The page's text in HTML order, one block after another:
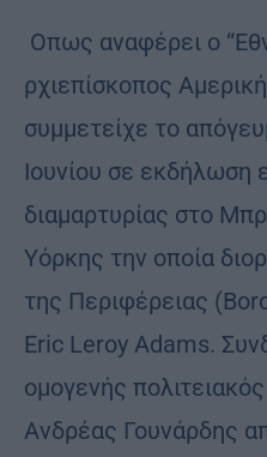
Οπως αναφέρει ο
ρχιεπίσκοπος
συμμετείχε το
Ιουνίου σε εκδήλωση
διαμαρτυρίας στο
Υόρκης την οποία
της Περιφέρειας
Eric Leroy Adams.
ομογενής
Ανδρέας Γουνάρδης